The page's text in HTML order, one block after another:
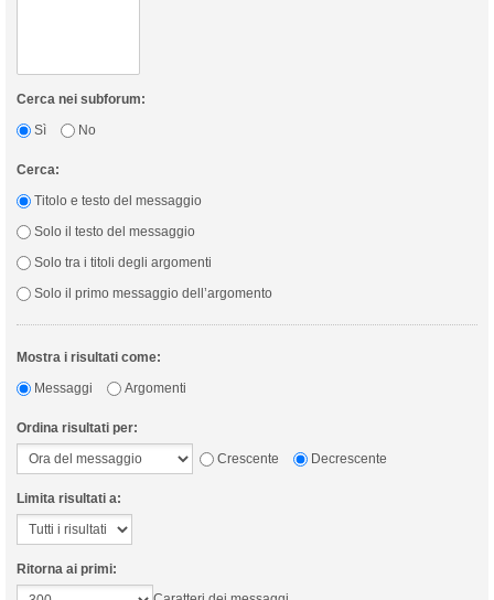
Cerca nei subforum:
Sì
No
Cerca:
Titolo e testo del messaggio
Solo il testo del messaggio
Solo tra i titoli degli argomenti
Solo il primo messaggio dell’argomento
Mostra i risultati come:
Messaggi
Argomenti
Ordina risultati per:
Crescente
Decrescente
Limita risultati a:
Ritorna ai primi: